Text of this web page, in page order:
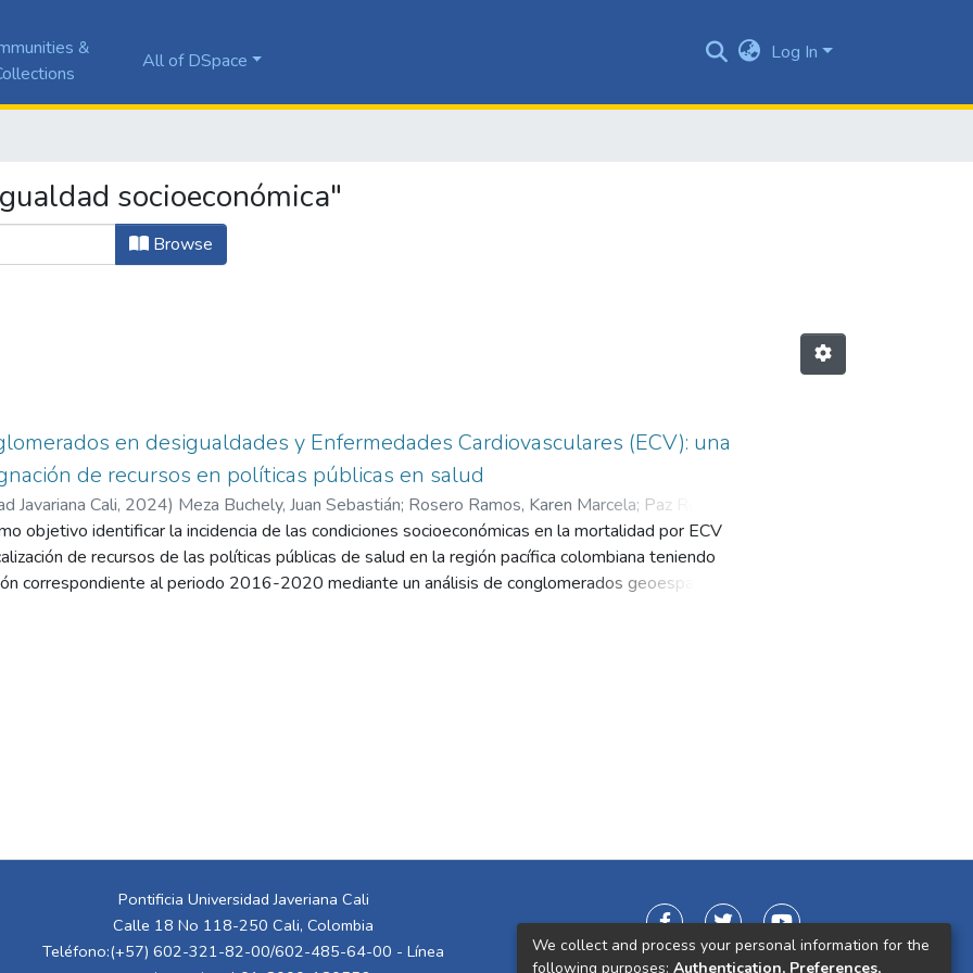
&
All of DSpace Log In
socioeconómica"
Browse
en desigualdades y Enfermedades Cardiovasculares (ECV): una
de recursos en políticas públicas en salud
Javariana Cali, 2024) Meza Buchely, Juan Sebastián; Rosero Ramos, Karen Marcela; Paz Roa,
objetivo identificar la incidencia de las condiciones socioeconómicas en la mortalidad por ECV
de recursos de las políticas públicas de salud en la región pacífica colombiana teniendo
correspondiente al periodo 2016-2020 mediante un análisis de conglomerados geoespacial.
en el estudio combina un enfoque teórico-práctico basado en la recolección de datos
mediante T-SNE, se agruparon los municipios en cuatro clústeres con características
con métricas estadísticas determinó que este modelo era el más adecuado, confirmando su
óptima de los grupos. Además, los resultados fueron validados por expertos en salud
Pontificia Universidad Javeriana Cali
Calle 18 No 118-250 Cali, Colombia
Teléfono:(+57) 602-321-82-00/602-485-64-00 - Línea
We collect and process your personal information for the
following purposes: Authentication, Preferences,